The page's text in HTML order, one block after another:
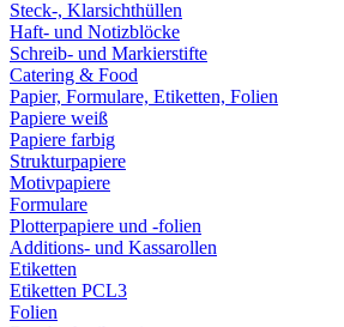
Steck-, Klarsichthüllen
Haft- und Notizblöcke
Schreib- und Markierstifte
Catering & Food
Papier, Formulare, Etiketten, Folien
Papiere weiß
Papiere farbig
Strukturpapiere
Motivpapiere
Formulare
Plotterpapiere und -folien
Additions- und Kassarollen
Etiketten
Etiketten PCL3
Folien